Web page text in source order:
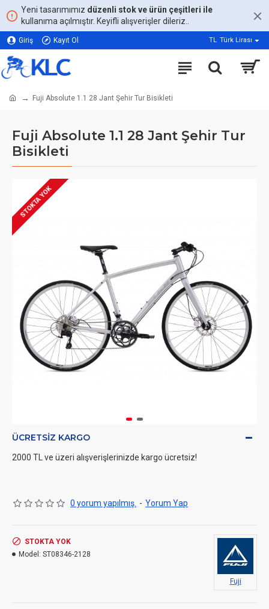
Yeni tasarımımız düzenli stok ve ürün çeşitleri ile
kullanıma açılmıştır. Keyifli alışverişler dileriz..
Giriş Kayıt Ol TL Türk Lirası
Fuji Absolute 1.1 28 Jant Şehir Tur Bisikleti
Fuji Absolute 1.1 28 Jant Şehir Tur
Bisikleti
STOKTA YOK
ÜCRETSIZ KARGO
2000 TL ve üzeri alışverişlerinizde kargo ücretsiz!
0 yorum yapılmış. - Yorum Yap
STOKTA YOK
Model: ST08346-2128
Fuji